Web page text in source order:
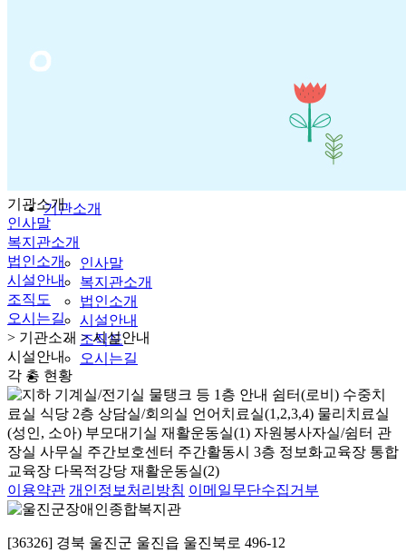
기관소개
인사말
복지관소개
법인소개
시설안내
조직도
오시는길
기관소개
인사말
복지관소개
법인소개
시설안내
조직도
오시는길
> 기관소개 > 시설안내
시설안내
각 층 현황
이용약관 개인정보처리방침 이메일무단수집거부
[36326] 경북 울진군 울진읍 울진북로 496-12